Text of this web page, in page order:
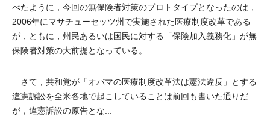
べたように，今回の無保険者対策のプロトタイプとなったのは，
2006年にマサチューセッツ州で実施された医療制度改革である
が，ともに，州民あるいは国民に対する「保険加入義務化」が無
保険者対策の大前提となっている。
さて，共和党が「オバマの医療制度改革法は憲法違反」とする
違憲訴訟を全米各地で起こしていることは前回も書いた通りだ
が，違憲訴訟の原告とな...